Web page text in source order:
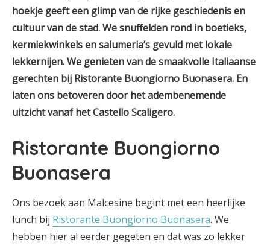
hoekje geeft een glimp van de rijke geschiedenis en
cultuur van de stad. We snuffelden rond in boetieks,
kermiekwinkels en salumeria’s gevuld met lokale
lekkernijen. We genieten van de smaakvolle Italiaanse
gerechten bij Ristorante Buongiorno Buonasera. En
laten ons betoveren door het adembenemende
uitzicht vanaf het Castello Scaligero.
Ristorante Buongiorno
Buonasera
Ons bezoek aan Malcesine begint met een heerlijke
lunch bij Ristorante Buongiorno Buonasera. We
hebben hier al eerder gegeten en dat was zo lekker